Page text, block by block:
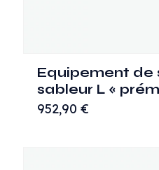
Equipement de
sableur L «
952,90 €